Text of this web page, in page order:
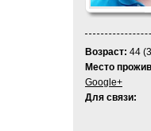
Возраст: 44
Место
Google+
Для связи: